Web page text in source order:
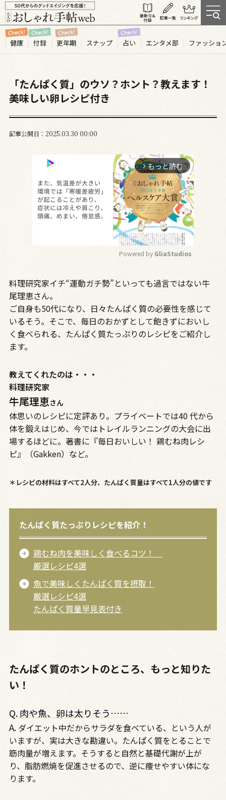
健康 付録 更年期 スナップ 占い エンタメ部 ファッショ
「たんぱく質」のウソ？ホント？教えます！
美味しい卵レシピ付き
記事公開日 2025.03 30 00:00
arrow_forward_ios もっと読む
u
e
Powered by GliaStudios
料理研究家イチ“運動ガチ勢”といっても過言ではない牛
尾理恵さん。
ご自身も50代になり、日々たんぱく質の必要性を感じて
いるそう。そこで、毎日のおかずとして飽きずにおいし
く食べられる、たんぱく質たっぷりのレシピをご紹介し
ます。
教えてくれたのは・・・
料理研究家
牛尾理恵さん
体思いのレシピに定評あり。プライベートでは40 代から
体を鍛えはじめ、今ではトレイルランニングの大会に出
場するほどに。著書に『毎日おいしい！ 鶏むね肉レシ
ピ』（Gakken）など。
＊レシピの材料はすべて2人分、たんぱく質量はすべて1人分の値です
たんぱく質たっぷりレシピを紹介！
鶏むね肉を美味しく食べるコツ！
厳選レシピ4選
魚で美味しくたんぱく質を摂取！
厳選レシピ4選
たんぱく質量早見表付き
たんぱく質のホントのところ、もっと知りた
い！
Q. 肉や魚、卵は太りそう……
A. ダイエット中だからサラダを食べている、という人が
いますが、実は大きな勘違い。たんぱく質をとることで
筋肉量が増えます。そうすると自然と基礎代謝が上が
り、脂肪燃焼を促進させるので、逆に痩せやすい体にな
ります。